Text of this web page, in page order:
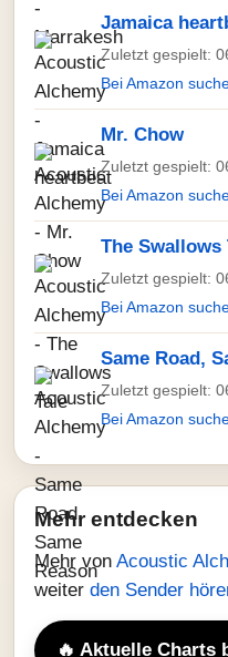
Jamaica
Zuletzt gespielt:
Bei Amazon
Mr. Chow
Zuletzt gespielt:
Bei Amazon
The Swallows
Zuletzt gespielt:
Bei Amazon
Same Road,
Zuletzt gespielt:
Bei Amazon
Mehr entdecken
Mehr von Acoustic
weiter den Sender
🔥 Aktuelle Charts